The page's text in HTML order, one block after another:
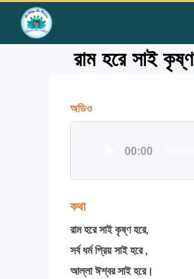
রাম হরে সাই কৃষ্ণ
অডিও
00:00
কথা
রাম হরে সাই কৃষ্ণ হরে,
সর্ব ধর্ম প্রিয় সাই হরে ,
আল্লা ঈশ্বর সাই হরে।